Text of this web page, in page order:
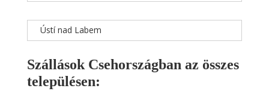
Ústí nad Labem
Szállások Csehországban az összes
településen: